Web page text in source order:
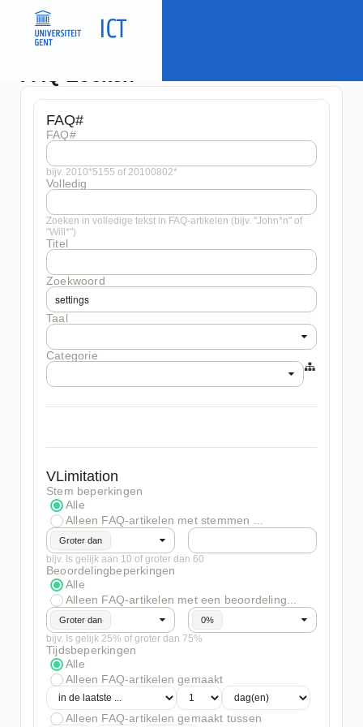
FAQ#
FAQ#
bijv. 2010*5155 of 20100802*
Volledig
Zoeken in volledige tekst in FAQ-artikelen (bijv. "John*n" of
"Will*")
Titel
Zoekwoord
Taal
Categorie
VLimitation
Stem beperkingen
Alle
Alleen FAQ-artikelen met stemmen ...
Groter dan
bijv. Is gelijk aan 10 of groter dan 60
Beoordelingbeperkingen
Alle
Alleen FAQ-artikelen met een beoordeling...
Groter dan 0%
bijv. Is gelijk 25% of groter dan 75%
Tijdsbeperkingen
Alle
Alleen FAQ-artikelen gemaakt
Alleen FAQ-artikelen gemaakt tussen